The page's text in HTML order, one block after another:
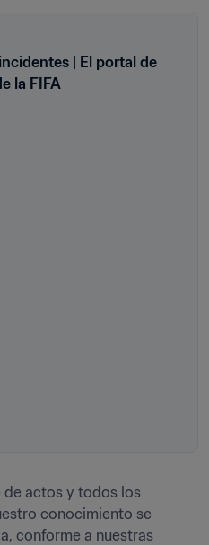
| El portal de
la FIFA
de actos y todos los
conocimiento se
conforme a nuestras